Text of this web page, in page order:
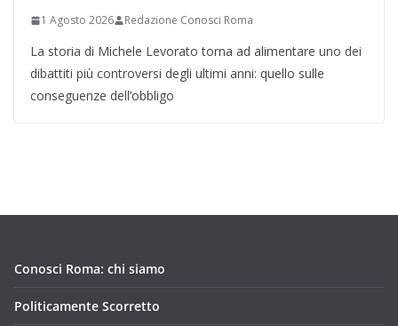
1 Agosto 2026 Redazione Conosci Roma
La storia di Michele Levorato torna ad alimentare uno dei
dibattiti più controversi degli ultimi anni: quello sulle
conseguenze dell’obbligo
Conosci Roma: chi siamo
Politicamente Scorretto